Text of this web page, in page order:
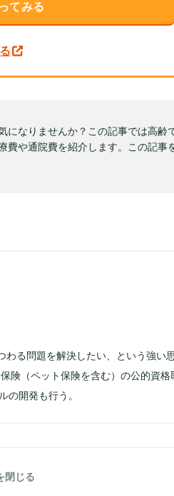
てみる
になりませんか？この記事では高齢
費や通院費を紹介します。この記事
わる問題を解決したい、という強い
険（ペット保険を含む）の公的資格
の開発も行う。
閉じる